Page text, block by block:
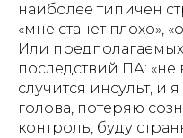
наиболее типичен
«мне станет плохо»,
Или
последствий ПА:
случится инсульт, и
голова, потеряю
контроль, буду